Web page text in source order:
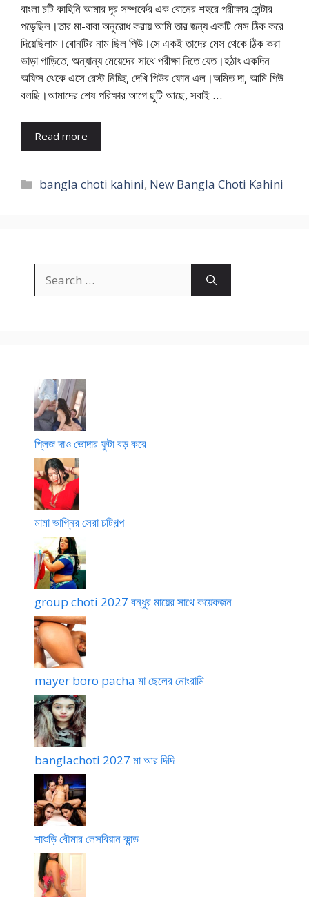
বাংলা চটি কাহিনি আমার দূর সম্পর্কের এক বোনের শহরে পরীক্ষার সেন্টার
পড়েছিল।তার মা-বাবা অনুরোধ করায় আমি তার জন্য একটি মেস ঠিক করে
দিয়েছিলাম।বোনটির নাম ছিল পিউ।সে একই তাদের মেস থেকে ঠিক করা
ভাড়া গাড়িতে, অন্যান্য মেয়েদের সাথে পরীক্ষা দিতে যেত।হঠাৎ একদিন
অফিস থেকে এসে রেস্ট নিচ্ছি, দেখি পিউর ফোন এল।অমিত দা, আমি পিউ
বলছি।আমাদের শেষ পরিক্ষার আগে ছুটি আছে, সবাই …
Read more
Categories
bangla choti kahini, New Bangla Choti Kahini
for:
প্লিজ দাও ভোদার ফুটা বড় করে
মামা ভাগ্নির সেরা চটিগল্প
group choti 2027 বন্ধুর মায়ের সাথে কয়েকজন
mayer boro pacha মা ছেলের নোংরামি
banglachoti 2027 মা আর দিদি
শাশুড়ি বৌমার লেসবিয়ান কান্ড